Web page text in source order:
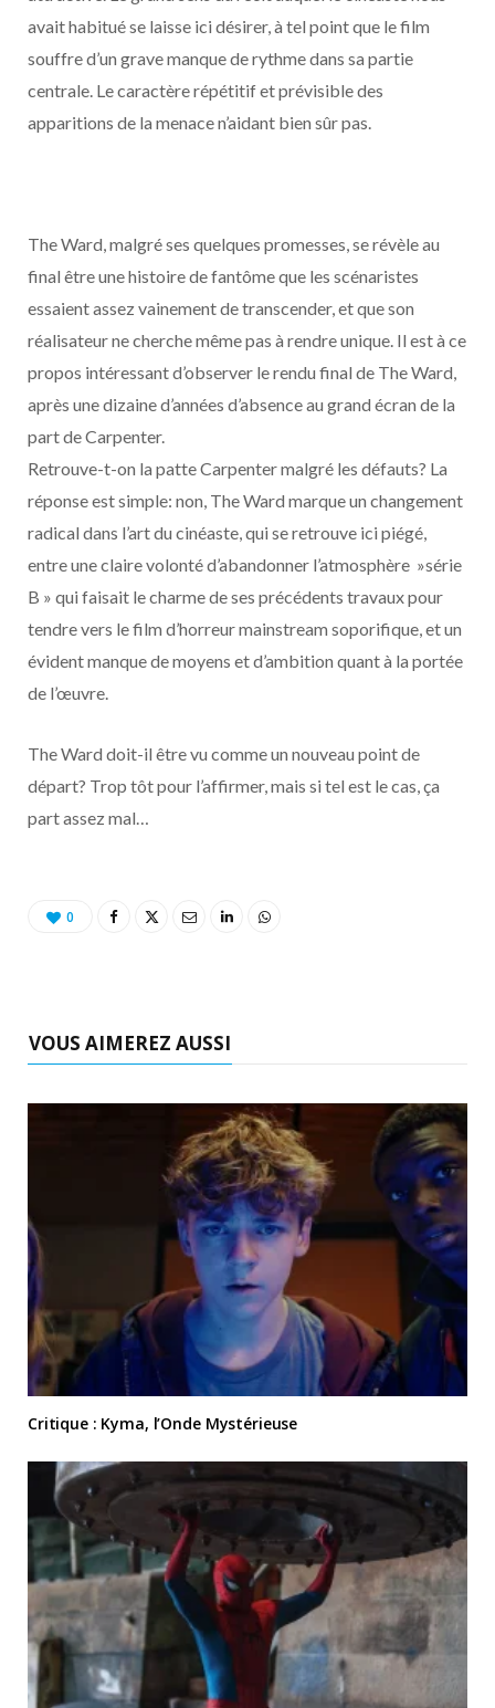
avait habitué se laisse ici désirer, à tel point que le film
souffre d’un grave manque de rythme dans sa partie
centrale. Le caractère répétitif et prévisible des
apparitions de la menace n’aidant bien sûr pas.
The Ward, malgré ses quelques promesses, se révèle au
final être une histoire de fantôme que les scénaristes
essaient assez vainement de transcender, et que son
réalisateur ne cherche même pas à rendre unique. Il est à ce
propos intéressant d’observer le rendu final de The Ward,
après une dizaine d’années d’absence au grand écran de la
part de Carpenter.
Retrouve-t-on la patte Carpenter malgré les défauts? La
réponse est simple: non, The Ward marque un changement
radical dans l’art du cinéaste, qui se retrouve ici piégé,
entre une claire volonté d’abandonner l’atmosphère »série
B » qui faisait le charme de ses précédents travaux pour
tendre vers le film d’horreur mainstream soporifique, et un
évident manque de moyens et d’ambition quant à la portée
de l’œuvre.
The Ward doit-il être vu comme un nouveau point de
départ? Trop tôt pour l’affirmer, mais si tel est le cas, ça
part assez mal…
0
VOUS AIMEREZ AUSSI
Critique : Kyma, l’Onde Mystérieuse